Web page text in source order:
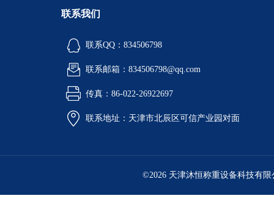
联系我们
联系QQ：834506798
联系邮箱：834506798@qq.com
传真：86-022-26922697
联系地址：天津市北辰区可信产业园对面
©2026 天津沐恒称重设备科技有